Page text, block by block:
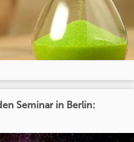
Seminar in Berlin: